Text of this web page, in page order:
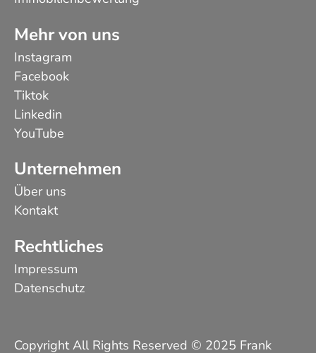
Mehr von uns
Instagram
Facebook
Tiktok
Linkedin
YouTube
Unternehmen
Über uns
Kontakt
Rechtliches
Impressum
Datenschutz
Copyright All Rights Reserved © 2025 Frank